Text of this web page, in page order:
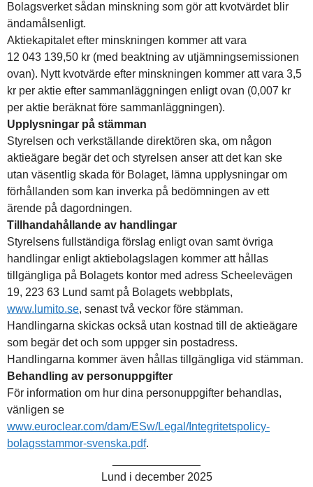
Bolagsverket sådan minskning som gör att kvotvärdet blir
ändamålsenligt.
Aktiekapitalet efter minskningen kommer att vara
12 043 139,50 kr (med beaktning av utjämningsemissionen
ovan). Nytt kvotvärde efter minskningen kommer att vara 3,5
kr per aktie efter sammanläggningen enligt ovan (0,007 kr
per aktie beräknat före sammanläggningen).
Upplysningar på stämman
Styrelsen och verkställande direktören ska, om någon
aktieägare begär det och styrelsen anser att det kan ske
utan väsentlig skada för Bolaget, lämna upplysningar om
förhållanden som kan inverka på bedömningen av ett
ärende på dagordningen.
Tillhandahållande av handlingar
Styrelsens fullständiga förslag enligt ovan samt övriga
handlingar enligt aktiebolagslagen kommer att hållas
tillgängliga på Bolagets kontor med adress Scheelevägen
19, 223 63 Lund samt på Bolagets webbplats,
www.lumito.se, senast två veckor före stämman.
Handlingarna skickas också utan kostnad till de aktieägare
som begär det och som uppger sin postadress.
Handlingarna kommer även hållas tillgängliga vid stämman.
Behandling av personuppgifter
För information om hur dina personuppgifter behandlas,
vänligen se
www.euroclear.com/dam/ESw/Legal/Integritetspolicy-
bolagsstammor-svenska.pdf.
Lund i december 2025